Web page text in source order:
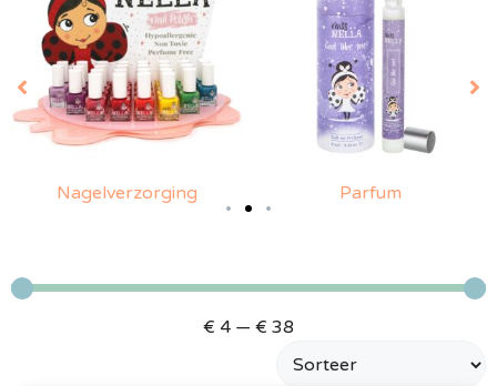
Nagelverzorging Parfum
€ 4 — € 38